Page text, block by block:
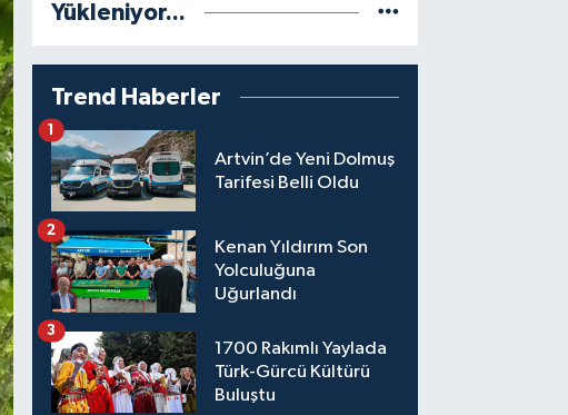
Yükleniyor...
Trend Haberler
Artvin’de Yeni Dolmuş
Tarifesi Belli Oldu
1
Kenan Yıldırım Son
Yolculuğuna
Uğurlandı
2
1700 Rakımlı Yaylada
Türk-Gürcü Kültürü
Buluştu
3